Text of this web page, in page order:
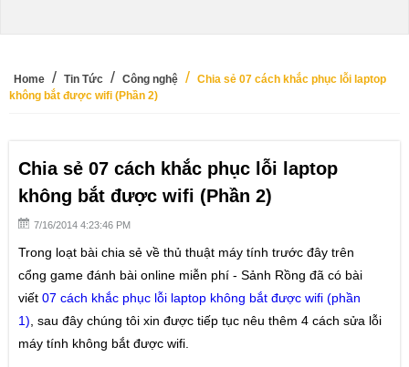
Lốc
Tá lả -
Phỏm
Binh chợ lớn
Cờ tướng
Cờ úp
Home Tin Tức Công nghệ
Chia sẻ 07 cách khắc phục lỗi laptop
không bắt được wifi (Phần 2)
Chia sẻ 07 cách khắc phục lỗi laptop
không bắt được wifi (Phần 2)
7/16/2014 4:23:46 PM
Trong loạt bài chia sẻ về thủ thuật máy tính trước đây trên
cổng game đánh bài online miễn phí - Sảnh Rồng đã có bài
viết 07 cách khắc phục lỗi laptop không bắt được wifi (phần
1) , sau đây chúng tôi xin được tiếp tục nêu thêm 4 cách sửa lỗi
máy tính không bắt được wifi.